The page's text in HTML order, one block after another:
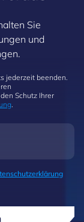
Sie
und
jederzeit beenden.
Schutz Ihrer
.